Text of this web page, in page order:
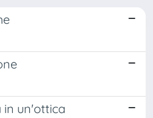
in un'ottica